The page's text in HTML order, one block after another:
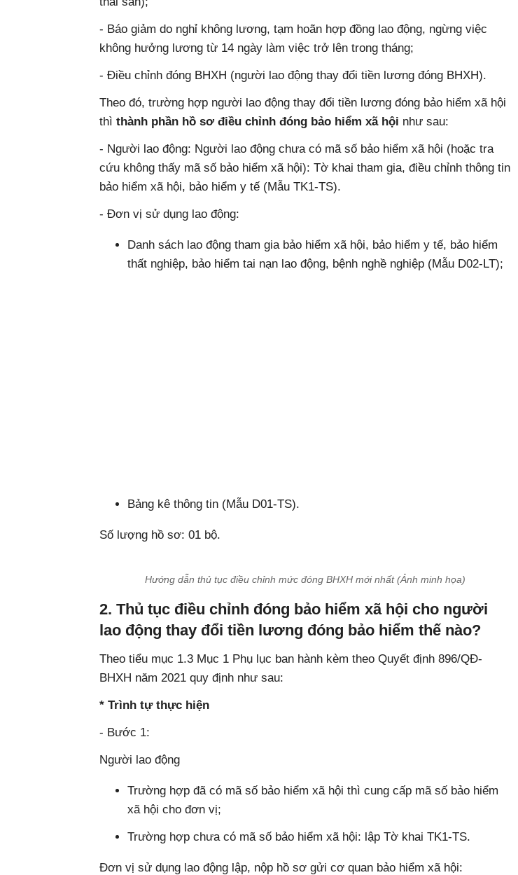
- Báo giảm do nghỉ không lương, tạm hoãn hợp đồng lao động, ngừng việc
không hưởng lương từ 14 ngày làm việc trở lên trong tháng;
- Điều chỉnh đóng BHXH (người lao động thay đổi tiền lương đóng BHXH).
Theo đó, trường hợp người lao động thay đổi tiền lương đóng bảo hiểm xã hội
thì thành phần hồ sơ điều chỉnh đóng bảo hiểm xã hội như sau:
- Người lao động: Người lao động chưa có mã số bảo hiểm xã hội (hoặc tra
cứu không thấy mã số bảo hiểm xã hội): Tờ khai tham gia, điều chỉnh thông tin
bảo hiểm xã hội, bảo hiểm y tế (Mẫu TK1-TS).
- Đơn vị sử dụng lao động:
Danh sách lao động tham gia bảo hiểm xã hội, bảo hiểm y tế, bảo hiểm
thất nghiệp, bảo hiểm tai nạn lao động, bệnh nghề nghiệp (Mẫu D02-LT);
Bảng kê thông tin (Mẫu D01-TS).
Số lượng hồ sơ: 01 bộ.
Hướng dẫn thủ tục điều chỉnh mức đóng BHXH mới nhất (Ảnh minh họa)
2. Thủ tục điều chỉnh đóng bảo hiểm xã hội cho người
lao động thay đổi tiền lương đóng bảo hiểm thế nào?
Theo tiểu mục 1.3 Mục 1 Phụ lục ban hành kèm theo Quyết định 896/QĐ-
BHXH năm 2021 quy định như sau:
* Trình tự thực hiện
- Bước 1:
Người lao động
Trường hợp đã có mã số bảo hiểm xã hội thì cung cấp mã số bảo hiểm
xã hội cho đơn vị;
Trường hợp chưa có mã số bảo hiểm xã hội: lập Tờ khai TK1-TS.
Đơn vị sử dụng lao động lập, nộp hồ sơ gửi cơ quan bảo hiểm xã hội: